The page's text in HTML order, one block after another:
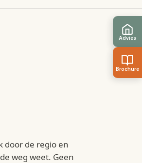
door de regio en
weg weet. Geen